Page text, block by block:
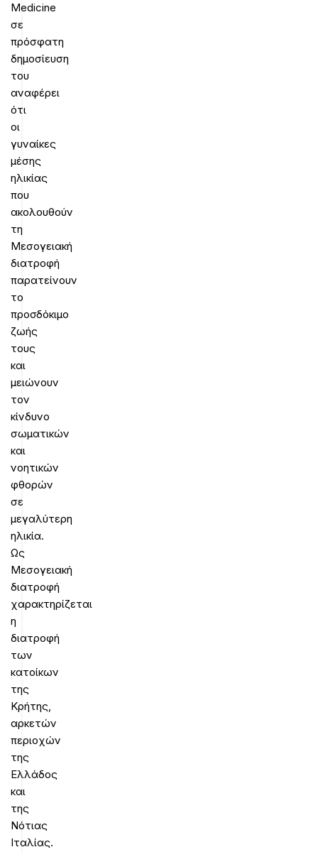
Medicine
σε
πρόσφατη
δημοσίευση
του
αναφέρει
ότι
οι
γυναίκες
μέσης
ηλικίας
που
ακολουθούν
τη
Μεσογειακή
διατροφή
παρατείνουν
το
προσδόκιμο
ζωής
τους
και
μειώνουν
τον
κίνδυνο
σωματικών
και
νοητικών
φθορών
σε
μεγαλύτερη
ηλικία.
Ως
Μεσογειακή
διατροφή
χαρακτηρίζεται
η
διατροφή
των
κατοίκων
της
Κρήτης,
αρκετών
περιοχών
της
Ελλάδος
και
της
Νότιας
Ιταλίας.